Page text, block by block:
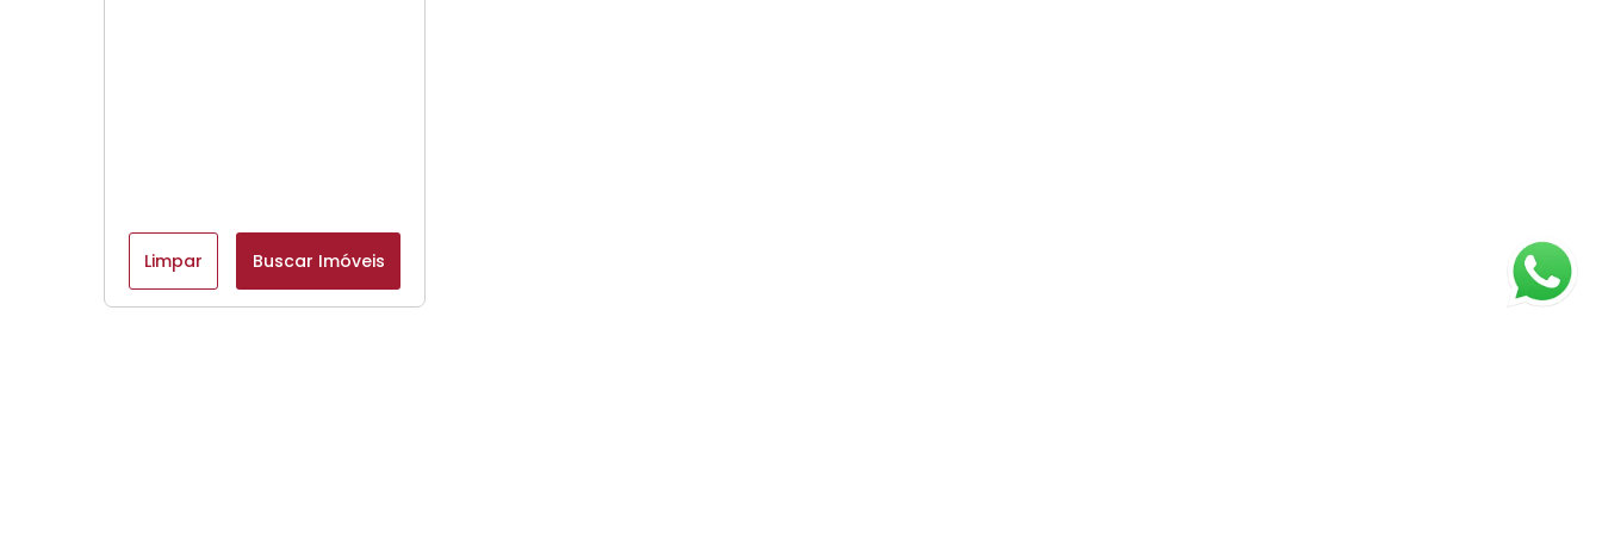
Limpar Buscar Imóveis